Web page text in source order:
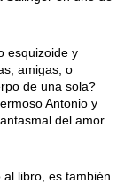
esquizoide y
amigas, o
de una sola?
Antonio y
del amor
al libro, es también